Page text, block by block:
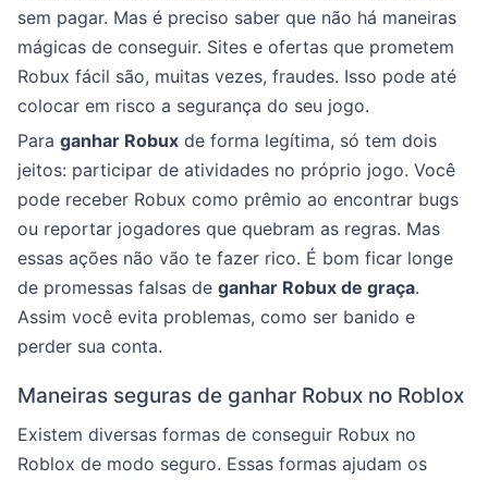
sem pagar. Mas é preciso saber que não há maneiras
mágicas de conseguir. Sites e ofertas que prometem
Robux fácil são, muitas vezes, fraudes. Isso pode até
colocar em risco a segurança do seu jogo.
Para ganhar Robux de forma legítima, só tem dois
jeitos: participar de atividades no próprio jogo. Você
pode receber Robux como prêmio ao encontrar bugs
ou reportar jogadores que quebram as regras. Mas
essas ações não vão te fazer rico. É bom ficar longe
de promessas falsas de ganhar Robux de graça.
Assim você evita problemas, como ser banido e
perder sua conta.
Maneiras seguras de ganhar Robux no Roblox
Existem diversas formas de conseguir Robux no
Roblox de modo seguro. Essas formas ajudam os